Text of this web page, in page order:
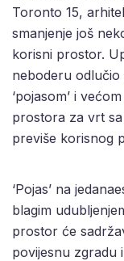
Toronto 15,
smanjenje još
korisni prostor.
neboderu odlučio
‘pojasom’ i
prostora za vrt
previše korisnog
‘Pojas’ na
blagim
prostor će
povijesnu zgradu